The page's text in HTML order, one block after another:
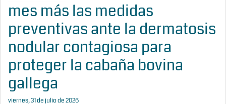
mes más las medidas
preventivas ante la dermatosis
nodular contagiosa para
proteger la cabaña bovina
gallega
viernes, 31 de julio de 2026